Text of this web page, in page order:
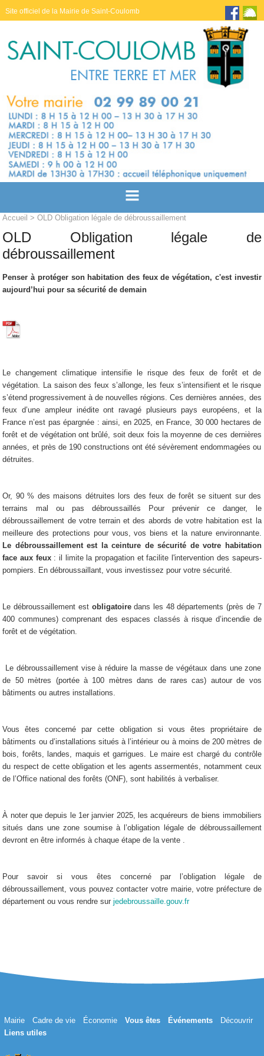
Site officiel de la Mairie de Saint-Coulomb
Accueil > OLD Obligation légale de débroussaillement
OLD Obligation légale de
débroussaillement
Penser à protéger son habitation des feux de végétation, c'est investir
aujourd’hui pour sa sécurité de demain
Le changement climatique intensifie le risque des feux de forêt et de
végétation. La saison des feux s’allonge, les feux s’intensifient et le risque
s’étend progressivement à de nouvelles régions. Ces dernières années, des
feux d’une ampleur inédite ont ravagé plusieurs pays européens, et la
France n’est pas épargnée : ainsi, en 2025, en France, 30 000 hectares de
forêt et de végétation ont brûlé, soit deux fois la moyenne de ces dernières
années, et près de 190 constructions ont été sévèrement endommagées ou
détruites.
Or, 90 % des maisons détruites lors des feux de forêt se situent sur des
terrains mal ou pas débroussaillés Pour prévenir ce danger, le
débroussaillement de votre terrain et des abords de votre habitation est la
meilleure des protections pour vous, vos biens et la nature environnante.
Le débroussaillement est la ceinture de sécurité de votre habitation
face aux feux: il limite la propagation et facilite l'intervention des sapeurs-
pompiers. En débroussaillant, vous investissez pour votre sécurité.
Le débroussaillement est obligatoiredans les 48 départements (près de 7
400 communes) comprenant des espaces classés à risque d’incendie de
forêt et de végétation.
Le débroussaillement vise à réduire la masse de végétaux dans une zone
de 50 mètres (portée à 100 mètres dans de rares cas) autour de vos
bâtiments ou autres installations.
Vous êtes concerné par cette obligation si vous êtes propriétaire de
bâtiments ou d’installations situés à l’intérieur ou à moins de 200 mètres de
bois, forêts, landes, maquis et garrigues. Le maire est chargé du contrôle
du respect de cette obligation et les agents assermentés, notamment ceux
de l’Office national des forêts (ONF), sont habilités à verbaliser.
À noter que depuis le 1er janvier 2025, les acquéreurs de biens immobiliers
situés dans une zone soumise à l’obligation légale de débroussaillement
devront en être informés à chaque étape de la vente .
Pour savoir si vous êtes concerné par l’obligation légale de
débroussaillement, vous pouvez contacter votre mairie, votre préfecture de
département ou vous rendre sur jedebroussaille.gouv.fr
Mairie Cadre de vie Économie Vous êtes Événements
Découvrir
Liens utiles